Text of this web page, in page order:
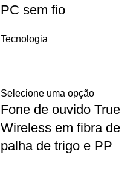
PC sem fio
Tecnologia
Selecione uma opção
Fone de ouvido True
Wireless em fibra de
palha de trigo e PP